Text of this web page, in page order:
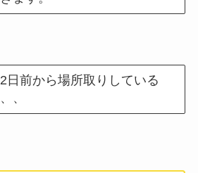
日前から場所取りしている
、